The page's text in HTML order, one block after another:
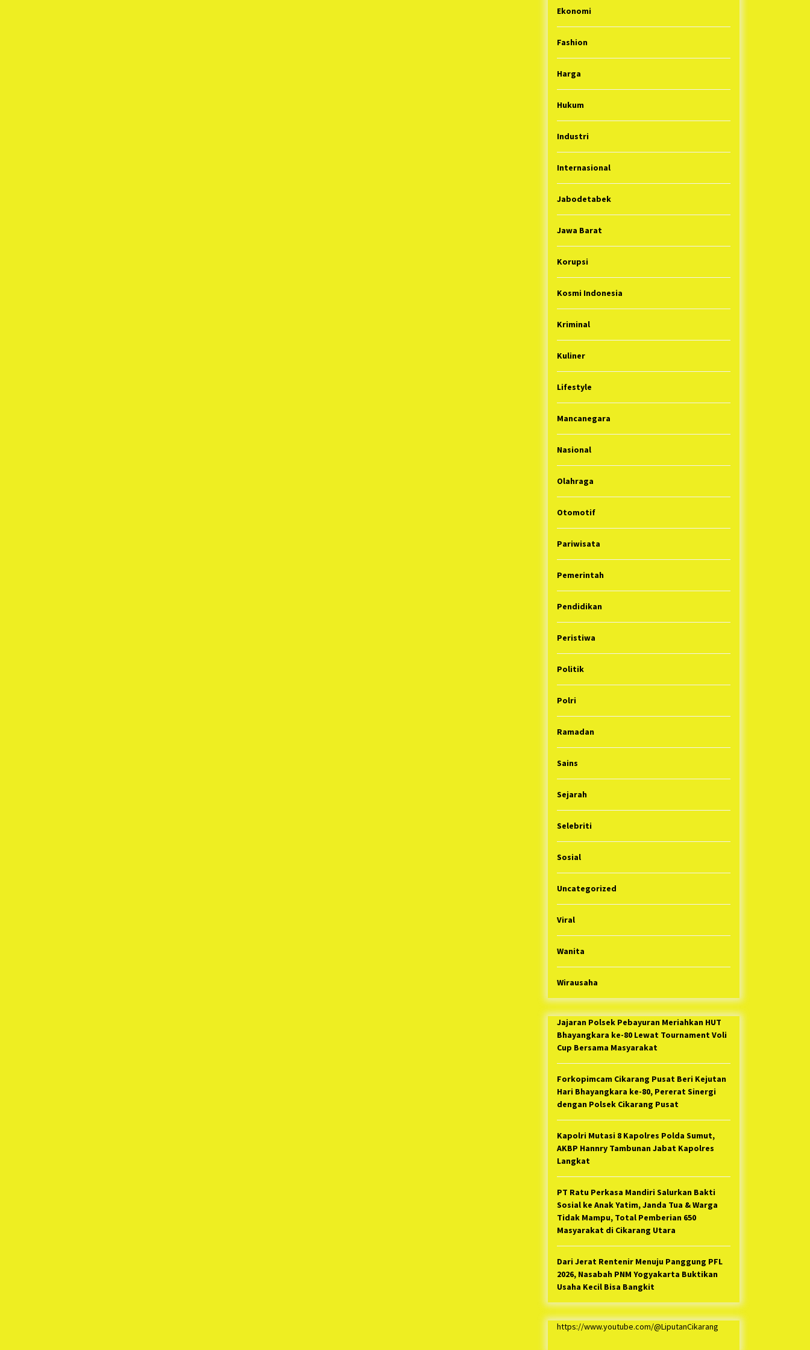
Ekonomi
Fashion
Harga
Hukum
Industri
Internasional
Jabodetabek
Jawa Barat
Korupsi
Kosmi Indonesia
Kriminal
Kuliner
Lifestyle
Mancanegara
Nasional
Olahraga
Otomotif
Pariwisata
Pemerintah
Pendidikan
Peristiwa
Politik
Polri
Ramadan
Sains
Sejarah
Selebriti
Sosial
Uncategorized
Viral
Wanita
Wirausaha
Jajaran Polsek Pebayuran Meriahkan HUT
Bhayangkara ke-80 Lewat Tournament Voli
Cup Bersama Masyarakat
Forkopimcam Cikarang Pusat Beri Kejutan
Hari Bhayangkara ke-80, Pererat Sinergi
dengan Polsek Cikarang Pusat
Kapolri Mutasi 8 Kapolres Polda Sumut,
AKBP Hannry Tambunan Jabat Kapolres
Langkat
PT Ratu Perkasa Mandiri Salurkan Bakti
Sosial ke Anak Yatim, Janda Tua & Warga
Tidak Mampu, Total Pemberian 650
Masyarakat di Cikarang Utara
Dari Jerat Rentenir Menuju Panggung PFL
2026, Nasabah PNM Yogyakarta Buktikan
Usaha Kecil Bisa Bangkit
https://www.youtube.com/@LiputanCikarang